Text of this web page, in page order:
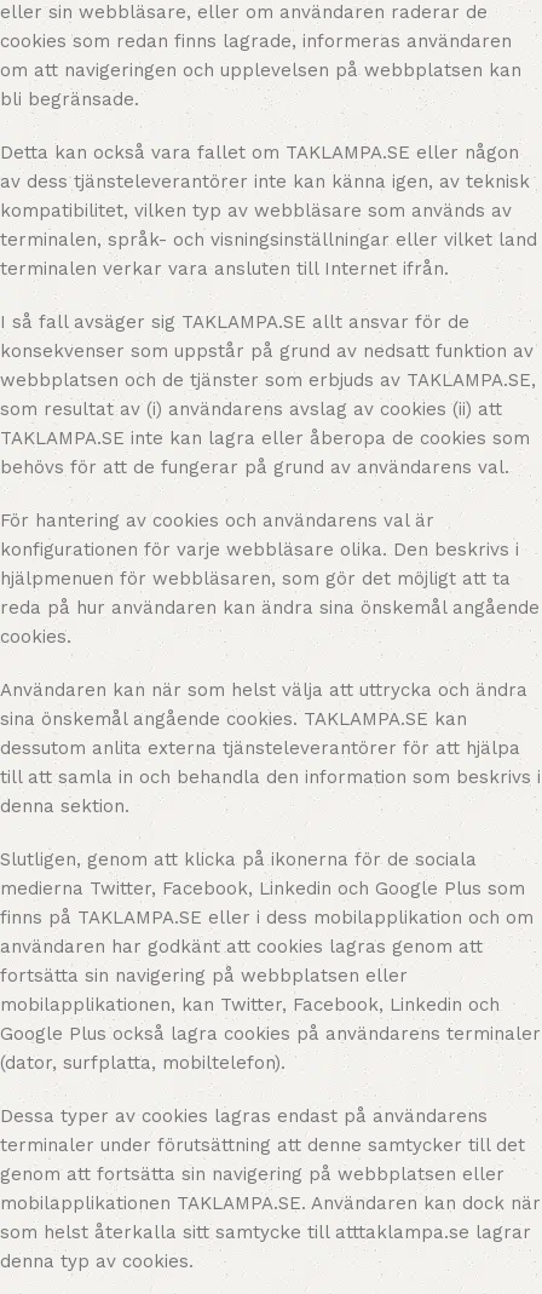
eller sin webbläsare, eller om användaren raderar de
cookies som redan finns lagrade, informeras användaren
om att navigeringen och upplevelsen på webbplatsen kan
bli begränsade.
Detta kan också vara fallet om TAKLAMPA.SE eller någon
av dess tjänsteleverantörer inte kan känna igen, av teknisk
kompatibilitet, vilken typ av webbläsare som används av
terminalen, språk- och visningsinställningar eller vilket land
terminalen verkar vara ansluten till Internet ifrån.
I så fall avsäger sig TAKLAMPA.SE allt ansvar för de
konsekvenser som uppstår på grund av nedsatt funktion av
webbplatsen och de tjänster som erbjuds av TAKLAMPA.SE,
som resultat av (i) användarens avslag av cookies (ii) att
TAKLAMPA.SE inte kan lagra eller åberopa de cookies som
behövs för att de fungerar på grund av användarens val.
För hantering av cookies och användarens val är
konfigurationen för varje webbläsare olika. Den beskrivs i
hjälpmenuen för webbläsaren, som gör det möjligt att ta
reda på hur användaren kan ändra sina önskemål angående
cookies.
Användaren kan när som helst välja att uttrycka och ändra
sina önskemål angående cookies. TAKLAMPA.SE kan
dessutom anlita externa tjänsteleverantörer för att hjälpa
till att samla in och behandla den information som beskrivs i
denna sektion.
Slutligen, genom att klicka på ikonerna för de sociala
medierna Twitter, Facebook, Linkedin och Google Plus som
finns på TAKLAMPA.SE eller i dess mobilapplikation och om
användaren har godkänt att cookies lagras genom att
fortsätta sin navigering på webbplatsen eller
mobilapplikationen, kan Twitter, Facebook, Linkedin och
Google Plus också lagra cookies på användarens terminaler
(dator, surfplatta, mobiltelefon).
Dessa typer av cookies lagras endast på användarens
terminaler under förutsättning att denne samtycker till det
genom att fortsätta sin navigering på webbplatsen eller
mobilapplikationen TAKLAMPA.SE. Användaren kan dock när
som helst återkalla sitt samtycke till atttaklampa.se lagrar
denna typ av cookies.